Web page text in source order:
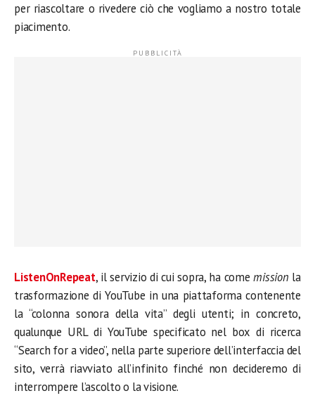
per riascoltare o rivedere ciò che vogliamo a nostro totale
piacimento.
ListenOnRepeat, il servizio di cui sopra, ha comemission la
trasformazione di YouTube in una piattaforma contenente
la “colonna sonora della vita” degli utenti; in concreto,
qualunque URL di YouTube specificato nel box di ricerca
“Search for a video”, nella parte superiore dell’interfaccia del
sito, verrà riavviato all’infinito finché non decideremo di
interrompere l’ascolto o la visione.